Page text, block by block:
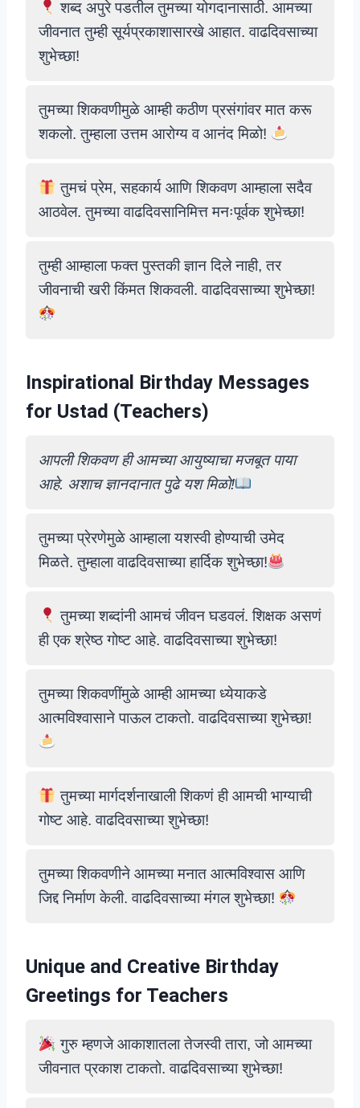
शब्द अपुरे पडतील तुमच्या योगदानासाठी. आमच्या
जीवनात तुम्ही सूर्यप्रकाशासारखे आहात. वाढदिवसाच्या
शुभेच्छा!
तुमच्या शिकवणीमुळे आम्ही कठीण प्रसंगांवर मात करू
शकलो. तुम्हाला उत्तम आरोग्य व आनंद मिळो!
तुमचं प्रेम, सहकार्य आणि शिकवण आम्हाला सदैव
आठवेल. तुमच्या वाढदिवसानिमित्त मनःपूर्वक शुभेच्छा!
तुम्ही आम्हाला फक्त पुस्तकी ज्ञान दिले नाही, तर
जीवनाची खरी किंमत शिकवली. वाढदिवसाच्या शुभेच्छा!
Inspirational Birthday Messages
for Ustad (Teachers)
आपली शिकवण ही आमच्या आयुष्याचा मजबूत पाया
आहे. अशाच ज्ञानदानात पुढे यश मिळो!
तुमच्या प्रेरणेमुळे आम्हाला यशस्वी होण्याची उमेद
मिळते. तुम्हाला वाढदिवसाच्या हार्दिक शुभेच्छा!
तुमच्या शब्दांनी आमचं जीवन घडवलं. शिक्षक असणं
ही एक श्रेष्ठ गोष्ट आहे. वाढदिवसाच्या शुभेच्छा!
तुमच्या शिकवणींमुळे आम्ही आमच्या ध्येयाकडे
आत्मविश्वासाने पाऊल टाकतो. वाढदिवसाच्या शुभेच्छा!
तुमच्या मार्गदर्शनाखाली शिकणं ही आमची भाग्याची
गोष्ट आहे. वाढदिवसाच्या शुभेच्छा!
तुमच्या शिकवणीने आमच्या मनात आत्मविश्वास आणि
जिद्द निर्माण केली. वाढदिवसाच्या मंगल शुभेच्छा!
Unique and Creative Birthday
Greetings for Teachers
गुरु म्हणजे आकाशातला तेजस्वी तारा, जो आमच्या
जीवनात प्रकाश टाकतो. वाढदिवसाच्या शुभेच्छा!